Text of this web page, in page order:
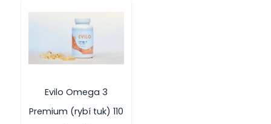
Evilo Omega 3
Premium (rybí tuk) 110